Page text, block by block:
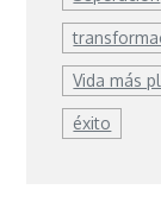
Vida más
éxito